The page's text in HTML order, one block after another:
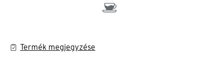
Termék megjegyzése